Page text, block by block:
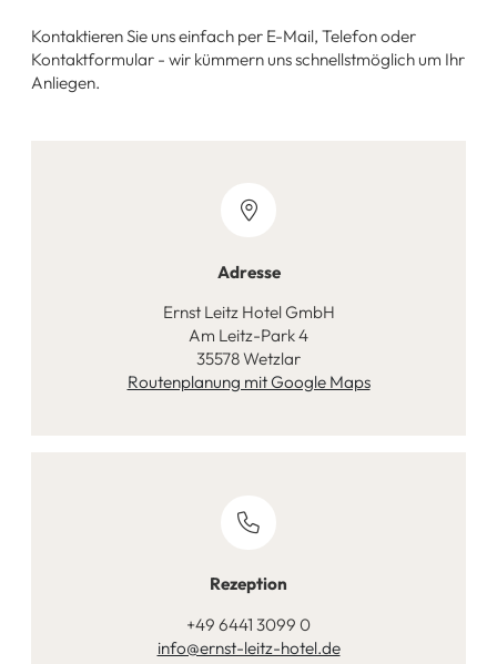
Kontaktieren Sie uns einfach per E-Mail, Telefon oder
Kontaktformular - wir kümmern uns schnellstmöglich um Ihr
Anliegen.
Rezeption
+49 6441 3099 0
info@ernst-leitz-hotel.de
Adresse
Ernst Leitz Hotel GmbH
Am Leitz-Park 4
35578 Wetzlar
Routenplanung mit Google Maps